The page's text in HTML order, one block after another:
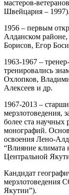
мастеров-
Швейцария – 1997).
1956 – первым
Алданском районе,
Борисов, Егор
1963-1967 –
тренировались
Охлопков,
Алексеев и др.
1967-2013 –
мерзлотоведения,
более ста научных
монографий.
освоения Лено-
“Влияние климата
Центральной
Кандидат
мерзлотоведения
Якутии”).